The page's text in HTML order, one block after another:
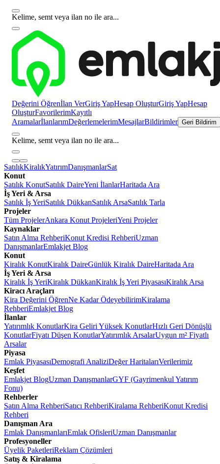
Kelime, semt veya ilan no ile ara...
Değerini Öğrenİlan VerGiriş YapHesap OluşturGiriş YapHesap
OluşturFavorilerimKayıtlı
AramalarİlanlarımDeğerlemelerimMesajlarBildirimler Geri Bildirim
Kelime, semt veya ilan no ile ara...
SatılıkKiralıkYatırımDanışmanlarSat
Konut
Satılık KonutSatılık DaireYeni İlanlarHaritada Ara
İş Yeri & Arsa
Satılık İş YeriSatılık DükkanSatılık ArsaSatılık Tarla
Projeler
Tüm ProjelerAnkara Konut ProjeleriYeni Projeler
Kaynaklar
Satın Alma RehberiKonut Kredisi RehberiUzman
DanışmanlarEmlakjet Blog
Konut
Kiralık KonutKiralık DaireGünlük Kiralık DaireHaritada Ara
İş Yeri & Arsa
Kiralık İş YeriKiralık DükkanKiralık İş Yeri PiyasasıKiralık Arsa
Kiracı Araçları
Kira Değerini ÖğrenNe Kadar ÖdeyebilirimKiralama
RehberiEmlakjet Blog
İlanlar
Yatırımlık KonutlarKira Geliri Yüksek KonutlarHızlı Geri Dönüşlü
KonutlarFiyatı Düşen KonutlarYatırımlık ArsalarUygun m² Fiyatlı
Arsalar
Piyasa
Emlak PiyasasıDemografi AnaliziDeğer HaritalarıVerilerimiz
Keşfet
Emlakjet BlogUzman DanışmanlarGYF (Gayrimenkul Yatırım
Fonu)
Rehberler
Satın Alma RehberiSatıcı RehberiKiralama RehberiKonut Kredisi
Rehberi
Danışman Ara
Emlak DanışmanlarıEmlak OfisleriUzman Danışmanlar
Profesyoneller
Üyelik PaketleriReklam Çözümleri
Satış & Kiralama